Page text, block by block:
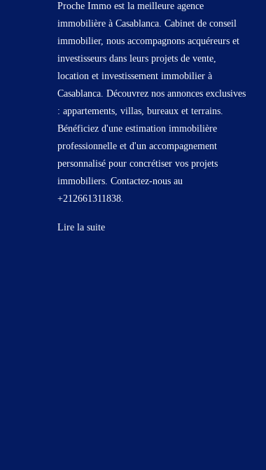
Proche Immo est la meilleure agence
immobilière à Casablanca. Cabinet de conseil
immobilier, nous accompagnons acquéreurs et
investisseurs dans leurs projets de vente,
location et investissement immobilier à
Casablanca. Découvrez nos annonces exclusives
: appartements, villas, bureaux et terrains.
Bénéficiez d'une estimation immobilière
professionnelle et d'un accompagnement
personnalisé pour concrétiser vos projets
immobiliers. Contactez-nous au
+212661311838.
Lire la suite